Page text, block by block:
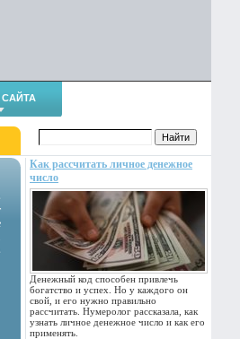
САЙТА
Как рассчитать личное денежное
число
Денежный код способен привлечь
богатство и успех. Но у каждого он
свой, и его нужно правильно
рассчитать. Нумеролог рассказала, как
узнать личное денежное число и как его
применять.